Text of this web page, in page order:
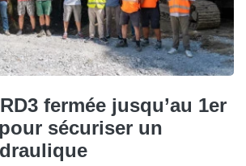
fermée jusqu’au 1er
sécuriser un